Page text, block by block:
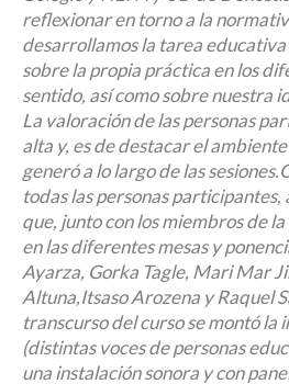
reflexionar en torno a la
desarrollamos la tarea
sobre la propia práctica en los
sentido, así como sobre nuestra
La valoración de las personas
alta y, es de destacar el
generó a lo largo de las
todas las personas participantes,
que, junto con los miembros de
en las diferentes mesas y
Ayarza, Gorka Tagle, Mari Mar
Altuna,Itsaso Arozena y Raquel
transcurso del curso se montó la
(distintas voces de personas
una instalación sonora y con